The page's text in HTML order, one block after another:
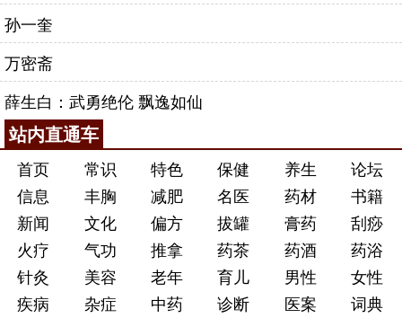
孙一奎
万密斋
薛生白：武勇绝伦 飘逸如仙
站内直通车
首页 常识 特色 保健 养生
论坛
信息
丰胸 减肥 名医 药材
书籍
新闻
文化 偏方 拔罐 膏药
刮痧
火疗
气功 推拿 药茶 药酒
药浴
针灸
美容 老年 育儿 男性
女性
疾病
杂症 中药 诊断 医案 词典